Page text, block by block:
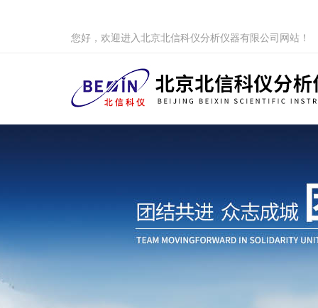
您好，欢迎进入北京北信科仪分析仪器有限公司网站！